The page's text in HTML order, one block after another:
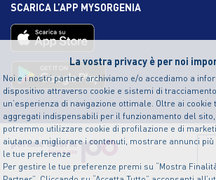
La vostra privacy è per noi
Noi e i nostri partner archiviamo e/o accediamo a
dispositivo attraverso cookie e sistemi di
un’esperienza di navigazione ottimale. Oltre ai cookie
aggregati indispensabili per il funzionamento del
potremmo utilizzare cookie di profilazione e di
aiutano a migliorare i contenuti, mostrare annunci
le tue preferenze
Per gestire le tue preferenze premi su “Mostra
SCARICA L’APP MYSORGENIA